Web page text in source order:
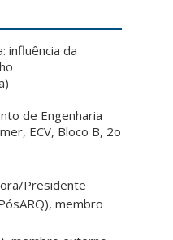
influência da
de Engenharia
ECV, Bloco B, 2o
Presidente
membro